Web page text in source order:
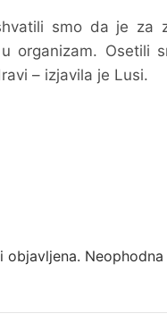
smo da je za
organizam. Osetili
– izjavila je Lusi.
objavljena.